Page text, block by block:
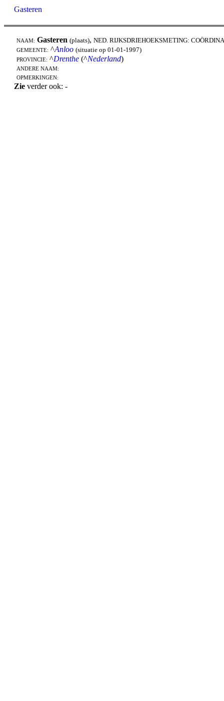
Gasteren
NAAM: Gasteren (plaats), NED. RIJKSDRIEHOEKSMETING:
GEMEENTE: ^Anloo (situatie op 01-01-1997)
PROVINCIE: ^Drenthe (^Nederland)
ANDERE NAAM:
OPMERKINGEN:
Zie verder ook: -